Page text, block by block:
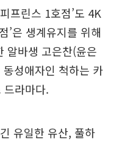
프린스 1호점’도 4K
’은 생계유지를 위해
알바생 고은찬(윤은
성애자인 척하는 카
드라마다.
유일한 유산, 풀하